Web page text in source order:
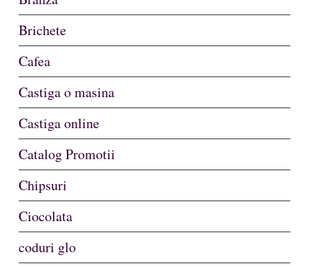
Brichete
Cafea
Castiga o masina
Castiga online
Catalog Promotii
Chipsuri
Ciocolata
coduri glo